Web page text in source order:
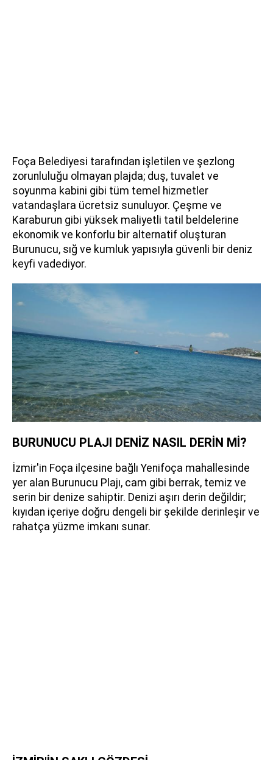
Foça Belediyesi tarafından işletilen ve şezlong
zorunluluğu olmayan plajda; duş, tuvalet ve
soyunma kabini gibi tüm temel hizmetler
vatandaşlara ücretsiz sunuluyor. Çeşme ve
Karaburun gibi yüksek maliyetli tatil beldelerine
ekonomik ve konforlu bir alternatif oluşturan
Burunucu, sığ ve kumluk yapısıyla güvenli bir deniz
keyfi vadediyor.
BURUNUCU PLAJI DENİZ NASIL DERİN Mİ?
İzmir'in Foça ilçesine bağlı Yenifoça mahallesinde
yer alan Burunucu Plajı, cam gibi berrak, temiz ve
serin bir denize sahiptir. Denizi aşırı derin değildir;
kıyıdan içeriye doğru dengeli bir şekilde derinleşir ve
rahatça yüzme imkanı sunar.